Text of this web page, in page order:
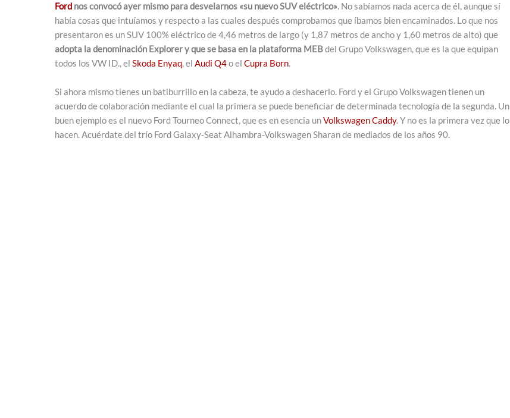
Ford nos convocó ayer mismo para desvelarnos «su nuevo SUV eléctrico». No sabíamos nada acerca de él, aunque sí
había cosas que intuíamos y respecto a las cuales después comprobamos que íbamos bien encaminados. Lo que nos
presentaron es un SUV 100% eléctrico de 4,46 metros de largo (y 1,87 metros de ancho y 1,60 metros de alto) que
adopta la denominación Explorer y que se basa en la plataforma MEBdel Grupo Volkswagen, que es la que equipan
todos los VW ID., el Skoda Enyaq, el Audi Q4o el Cupra Born.
Si ahora mismo tienes un batiburrillo en la cabeza, te ayudo a deshacerlo. Ford y el Grupo Volkswagen tienen un
acuerdo de colaboración mediante el cual la primera se puede beneficiar de determinada tecnología de la segunda. Un
buen ejemplo es el nuevo Ford Tourneo Connect, que es en esencia unVolkswagen Caddy. Y no es la primera vez que lo
hacen. Acuérdate del trío Ford Galaxy-Seat Alhambra-Volkswagen Sharan de mediados de los años 90.